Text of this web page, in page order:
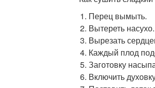
Перец вымыть.
Вытереть насухо.
Вырезать
Каждый плод
Заготовку
Включить